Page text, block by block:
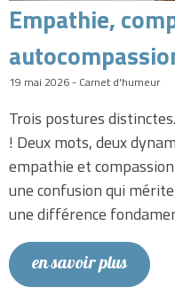
Empathie,
19 mai 2026 - Carnet d'humeur
Trois postures
! Deux mots, deux
empathie et
une confusion qui
une différence
en savoir plus